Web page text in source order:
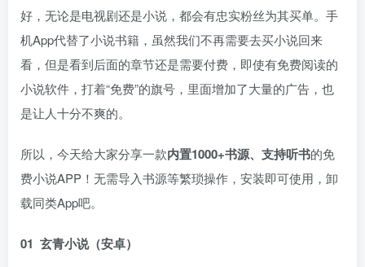
好，无论是电视剧还是小说，都会有忠实粉丝为其买单。手
机App代替了小说书籍，虽然我们不再需要去买小说回来
看，但是看到后面的章节还是需要付费，即使有免费阅读的
小说软件，打着“免费”的旗号，里面增加了大量的广告，也
是让人十分不爽的。
所以，今天给大家分享一款内置1000+书源、支持听书的免
费小说APP！无需导入书源等繁琐操作，安装即可使用，卸
载同类App吧。
01 玄青小说（安卓）